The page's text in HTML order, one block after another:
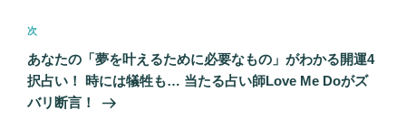
ゲ
ー
シ
ョ
次
の
投
稿
次
あなたの「夢を叶えるために必要なもの」がわかる開運4
択占い！ 時には犠牲も… 当たる占い師Love Me Doがズ
バリ断言！